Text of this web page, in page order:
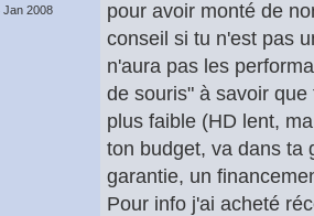
Jan 2008
pour avoir monté de
conseil si tu n'est pas
n'aura pas les
de souris" à savoir
plus faible (HD lent,
ton budget, va dans ta
garantie, un
Pour info j'ai acheté